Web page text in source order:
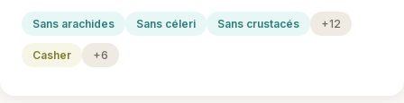
Sans arachides Sans céleri Sans crustacés +12
Casher +6